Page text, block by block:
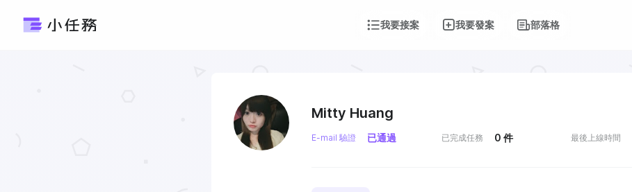
我要接案 我要發案 部落格
Mitty Huang
E-mail 驗證 已通過 已完成任務 0 件 最後上線時間